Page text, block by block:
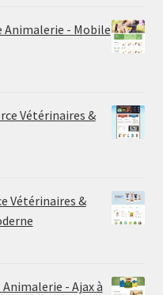
Animalerie - Mobile
Vétérinaires &
Vétérinaires &
- Ajax à